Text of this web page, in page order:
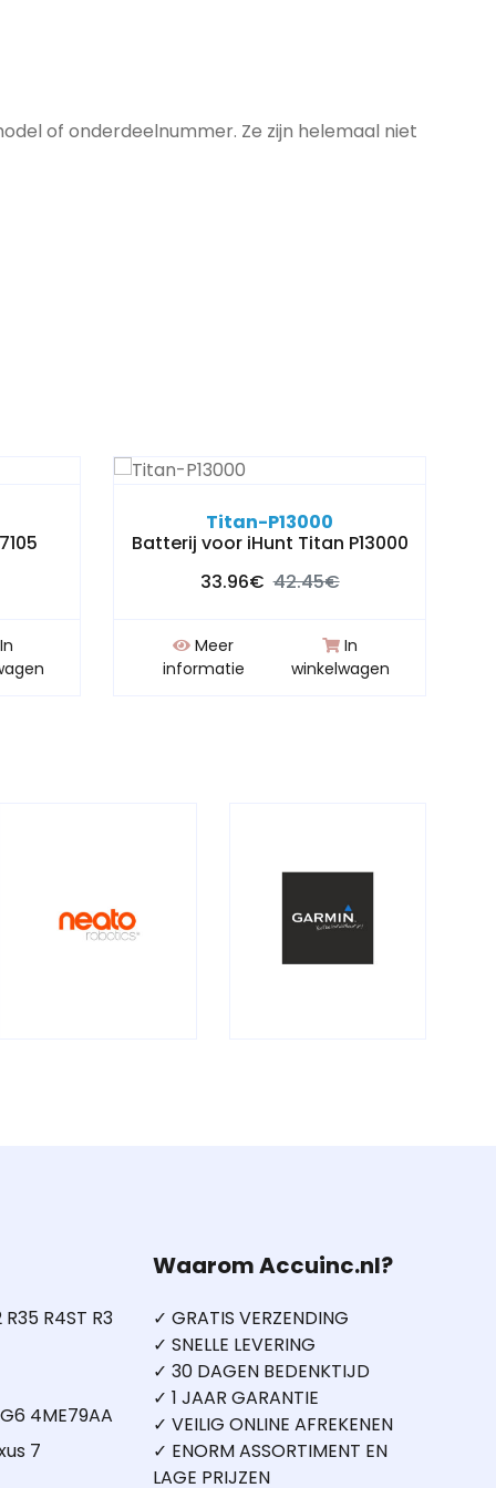
of onderdeelnummer. Ze zijn helemaal niet
In
Titan-P13000
Batterij voor iHunt Titan P13000
33.96€ 42.45€
Meer
informatie
In
winkelwagen
R4ST R3
4ME79AA
7
Waarom Accuinc.nl?
✓ GRATIS VERZENDING
✓ SNELLE LEVERING
✓ 30 DAGEN BEDENKTIJD
✓ 1 JAAR GARANTIE
✓ VEILIG ONLINE AFREKENEN
✓ ENORM ASSORTIMENT EN
LAGE PRIJZEN